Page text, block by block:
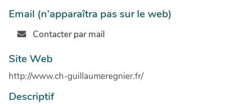
Email (n’apparaîtra pas sur le web)
Contacter par mail
Site Web
http://www.ch-guillaumeregnier.fr/
Descriptif